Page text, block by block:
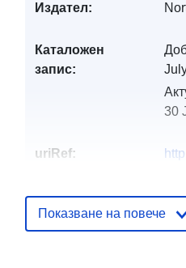
Издател:
Каталожен
запис:
30
uriRef:
Показване на повече